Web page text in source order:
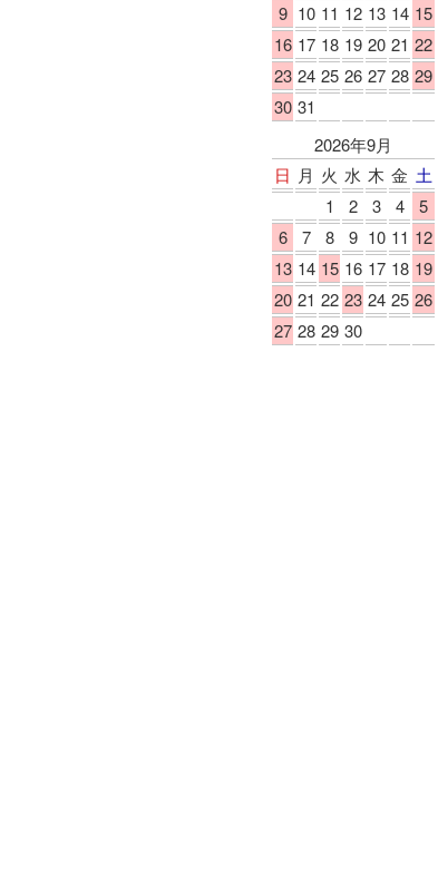
9 10 11 12 13 14 15
16 17 18 19 20 21 22
23 24 25 26 27 28 29
30 31
2026年9月
日 月 火 水 木 金 土
1
2 3 4
5
6
7 8 9 10 11 12
13 14 15 16 17 18 19
20 21 22 23 24 25 26
27 28 29 30